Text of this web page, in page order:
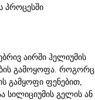
პროცესში
აირში ჰელიუმის
გამოყოფა. როგორც
გამყოფი ფენებით,
სილიციუმის გელის ან